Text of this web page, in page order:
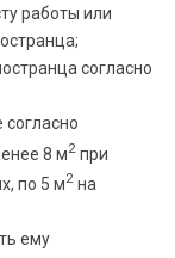
работы или
согласно
8 м2 при
по 5 м2 на
ему